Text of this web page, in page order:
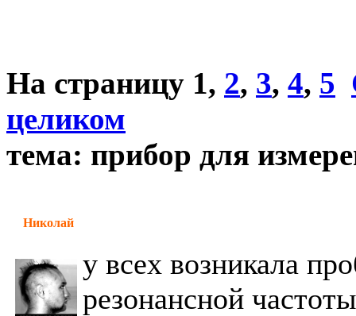
На страницу 1, 2, 3, 4, 5
целиком
тема: прибор для
Николай
у всех возникала
резонансной